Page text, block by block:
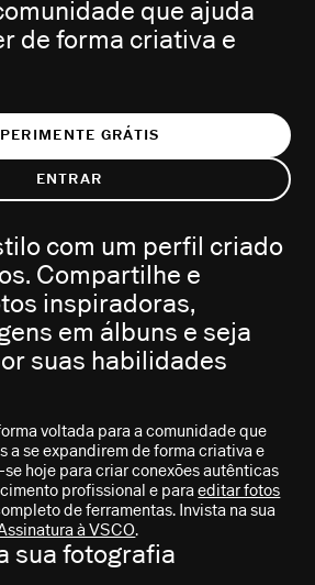
que ajuda
de forma criativa e
GRÁTIS
ENTRAR
com um perfil criado
Compartilhe e
inspiradoras,
em álbuns e seja
suas habilidades
voltada para a comunidade que
a se expandirem de forma criativa e
hoje para criar conexões autênticas
profissional e paraeditar fotos
de ferramentas. Invista na sua
à VSCO.
sua fotografia